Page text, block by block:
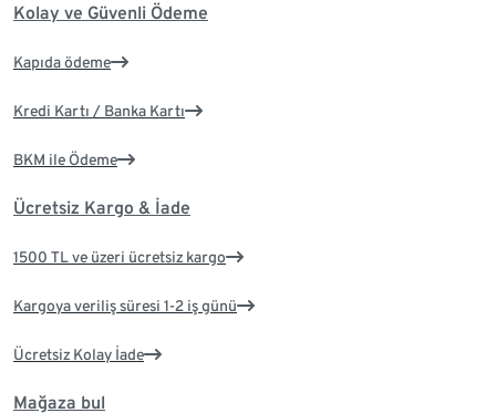
Kolay ve Güvenli Ödeme
Kapıda ödeme
Kredi Kartı / Banka Kartı
BKM ile Ödeme
Ücretsiz Kargo & İade
1500 TL ve üzeri ücretsiz kargo
Kargoya veriliş süresi 1-2 iş günü
Ücretsiz Kolay İade
Mağaza bul